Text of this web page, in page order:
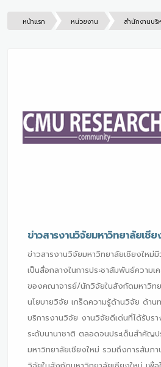
หน้าแรก หน่วยงาน สำนักงานบริ
ข่าวสารงานวิจัยมหาวิทยาลัยเชีย
ข่าวสารงานวิจัยมหาวิทยาลัยเชียงใหม่
เป็นสื่อกลางในการประชาสัมพันธ์ความ
ของคณาจารย์/นักวิจัยในสังกัดมหาวิทย
นโยบายวิจัย เกร็ดความรู้ด้านวิจัย ด้า
บริการงานวิจัย งานวิจัยดีเด่นที่ได้รับรา
ระดับนานาชาติ ตลอดจนประเด็นสำคัญ
มหาวิทยาลัยเชียงใหม่ รวมถึงการสัม